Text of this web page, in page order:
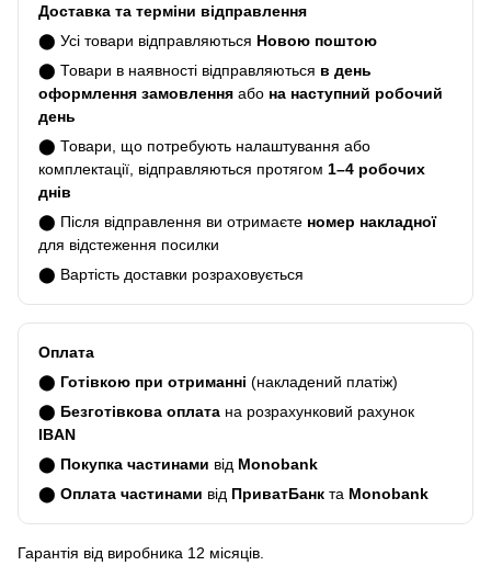
Доставка та терміни відправлення
⬤ Усі товари відправляються Новою поштою
⬤ Товари в наявності відправляються в день
оформлення замовлення або на наступний робочий
день
⬤ Товари, що потребують налаштування або
комплектації, відправляються протягом 1–4 робочих
днів
⬤ Після відправлення ви отримаєте номер накладної
для відстеження посилки
⬤ Вартість доставки розраховується
Оплата
⬤ Готівкою при отриманні (накладений платіж)
⬤ Безготівкова оплата на розрахунковий рахунок
IBAN
⬤ Покупка частинами від Monobank
⬤ Оплата частинами від ПриватБанк та Monobank
Гарантія від виробника 12 місяців.